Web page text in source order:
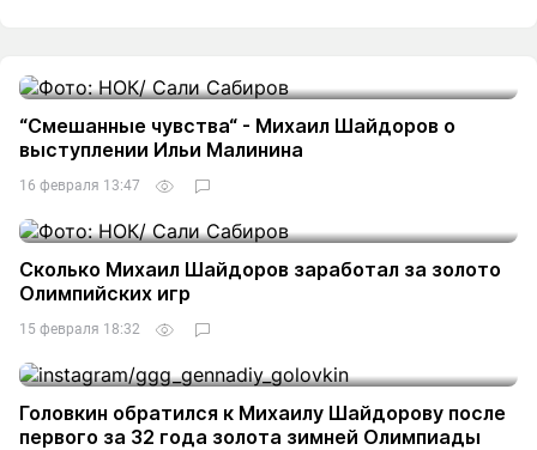
“Смешанные чувства“ - Михаил Шайдоров о
выступлении Ильи Малинина
16 февраля 13:47
Сколько Михаил Шайдоров заработал за золото
Олимпийских игр
15 февраля 18:32
Головкин обратился к Михаилу Шайдорову после
первого за 32 года золота зимней Олимпиады